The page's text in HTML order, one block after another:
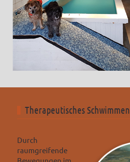
Therapeutisches Schwimmen
Durch
raumgreifende